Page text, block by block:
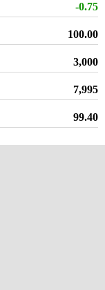
-0.75
100.00
3,000
7,995
99.40